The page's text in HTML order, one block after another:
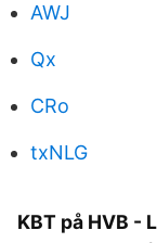
AWJ
Qx
CRo
txNLG
KBT på HVB -